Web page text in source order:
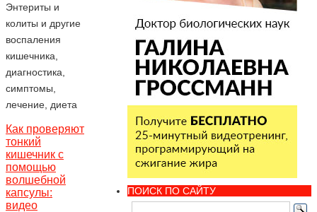
Энтериты и
колиты и другие
воспаления
кишечника,
диагностика,
симптомы,
лечение, диета
Как проверяют
тонкий
кишечник с
помощью
волшебной
капсулы:
видео
ПОИСК ПО САЙТУ